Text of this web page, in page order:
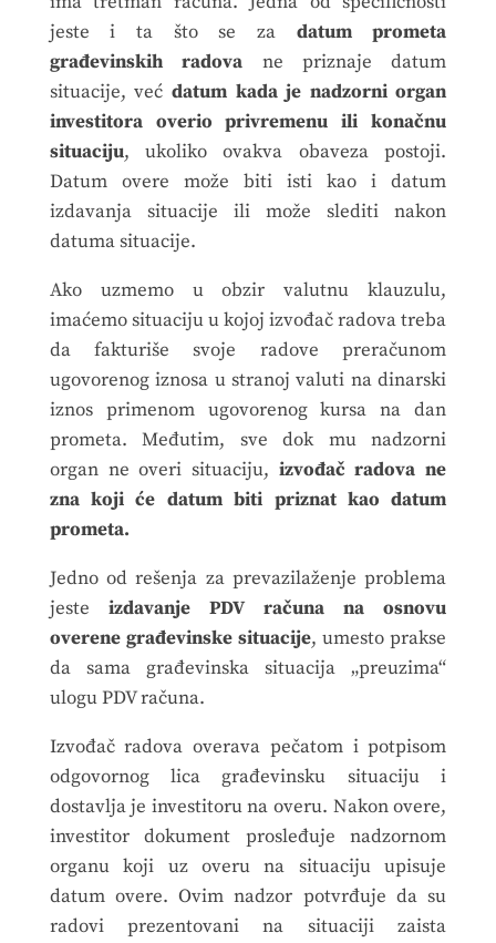
jeste i ta što se za datum prometa
građevinskih radova ne priznaje datum
situacije, već datum kada je nadzorni organ
investitora overio privremenu ili konačnu
situaciju, ukoliko ovakva obaveza postoji.
Datum overe može biti isti kao i datum
izdavanja situacije ili može slediti nakon
datuma situacije.
Ako uzmemo u obzir valutnu klauzulu,
imaćemo situaciju u kojoj izvođač radova treba
da fakturiše svoje radove preračunom
ugovorenog iznosa u stranoj valuti na dinarski
iznos primenom ugovorenog kursa na dan
prometa. Međutim, sve dok mu nadzorni
organ ne overi situaciju, izvođač radova ne
zna koji će datum biti priznat kao datum
prometa.
Jedno od rešenja za prevazilaženje problema
jeste izdavanje PDV računa na osnovu
overene građevinske situacije, umesto prakse
da sama građevinska situacija „preuzima“
ulogu PDV računa.
Izvođač radova overava pečatom i potpisom
odgovornog lica građevinsku situaciju i
dostavlja je investitoru na overu. Nakon overe,
investitor dokument prosleđuje nadzornom
organu koji uz overu na situaciju upisuje
datum overe. Ovim nadzor potvrđuje da su
radovi prezentovani na situaciji zaista